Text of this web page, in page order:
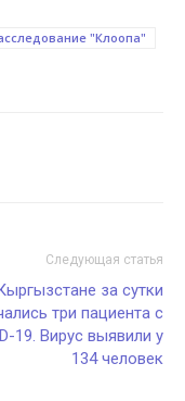
"Клоопа"
Следующая статья
за сутки
три пациента с
19. Вирус выявили у
134 человек